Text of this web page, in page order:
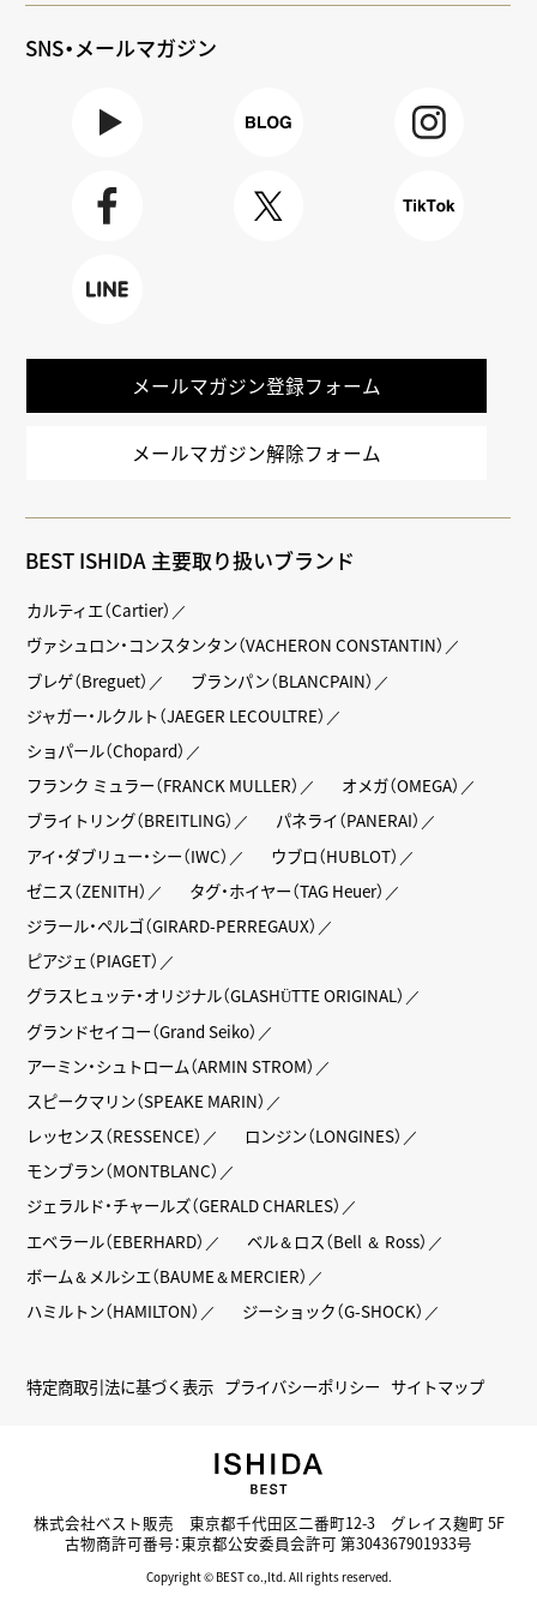
SNS・メールマガジン
メールマガジン登録フォーム
メールマガジン解除フォーム
BEST ISHIDA 主要取り扱いブランド
カルティエ（Cartier）
ヴァシュロン・コンスタンタン（VACHERON CONSTANTIN）
ブレゲ（Breguet）
ブランパン（BLANCPAIN）
ジャガー・ルクルト（JAEGER LECOULTRE）
ショパール（Chopard）
フランク ミュラー（FRANCK MULLER）
オメガ（OMEGA）
ブライトリング（BREITLING）
パネライ（PANERAI）
アイ・ダブリュー・シー（IWC）
ウブロ（HUBLOT）
ゼニス（ZENITH）
タグ・ホイヤー（TAG Heuer）
ジラール・ペルゴ（GIRARD-PERREGAUX）
ピアジェ（PIAGET）
グラスヒュッテ・オリジナル（GLASHÜTTE ORIGINAL）
グランドセイコー（Grand Seiko）
アーミン・シュトローム（ARMIN STROM）
スピークマリン（SPEAKE MARIN）
レッセンス（RESSENCE）
ロンジン（LONGINES）
モンブラン（MONTBLANC）
ジェラルド・チャールズ（GERALD CHARLES）
エベラール（EBERHARD）
ベル＆ロス（Bell ＆ Ross）
ボーム＆メルシエ（BAUME＆MERCIER）
ハミルトン（HAMILTON）
ジーショック（G-SHOCK）
特定商取引法に基づく表示 プライバシーポリシー サイトマップ
株式会社ベスト販売 東京都千代田区二番町12-3 グレイス麹町 5F
古物商許可番号：東京都公安委員会許可 第304367901933号
Copyright © BEST co.,ltd. All rights reserved.